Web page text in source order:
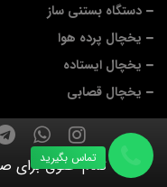
دستگاه بستنی ساز
یخچال پرده هوا
یخچال ایستاده
یخچال قصابی
تمام حقوق
تماس بگیرید